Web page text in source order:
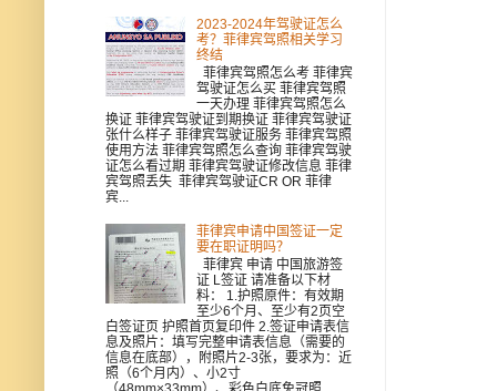
2023-2024年驾驶证怎么
考？菲律宾驾照相关学习
终结
菲律宾驾照怎么考 菲律宾
驾驶证怎么买 菲律宾驾照
一天办理 菲律宾驾照怎么
换证 菲律宾驾驶证到期换证 菲律宾驾驶证
张什么样子 菲律宾驾驶证服务 菲律宾驾照
使用方法 菲律宾驾照怎么查询 菲律宾驾驶
证怎么看过期 菲律宾驾驶证修改信息 菲律
宾驾照丢失 菲律宾驾驶证CR OR 菲律
宾...
菲律宾申请中国签证一定
要在职证明吗？
菲律宾 申请 中国旅游签
证 L签证 请准备以下材
料： 1.护照原件：有效期
至少6个月、至少有2页空
白签证页 护照首页复印件 2.签证申请表信
息及照片：填写完整申请表信息（需要的
信息在底部），附照片2-3张，要求为：近
照（6个月内）、小2寸